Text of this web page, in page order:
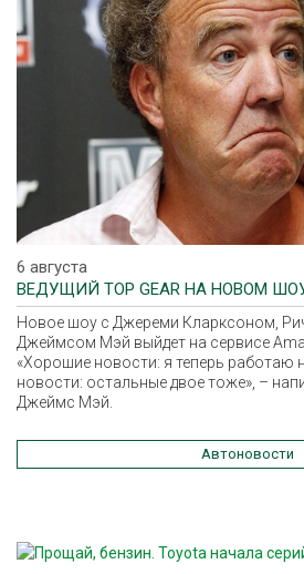
6 августа
ВЕДУЩИЙ TOP GEAR НА НОВОМ
Новое шоу с Джереми Кларксоном,
Джеймсом Мэй выйдет на сервисе
«Хорошие новости: я теперь работаю
новости: остальные двое тоже», –
Джеймс Мэй.
Автоновости